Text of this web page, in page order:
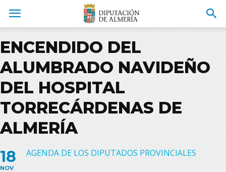
ENCENDIDO DEL
ALUMBRADO NAVIDEÑO
DEL HOSPITAL
TORRECÁRDENAS DE
ALMERÍA
18
NOV
AGENDA DE LOS DIPUTADOS PROVINCIALES